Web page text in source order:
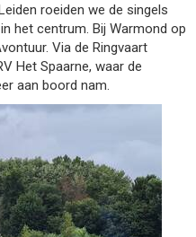
roeiden we de singels
het centrum. Bij Warmond op
Via de Ringvaart
Het Spaarne, waar de
aan boord nam.